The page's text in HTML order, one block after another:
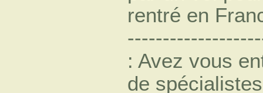
rentré en
: Avez vous
de